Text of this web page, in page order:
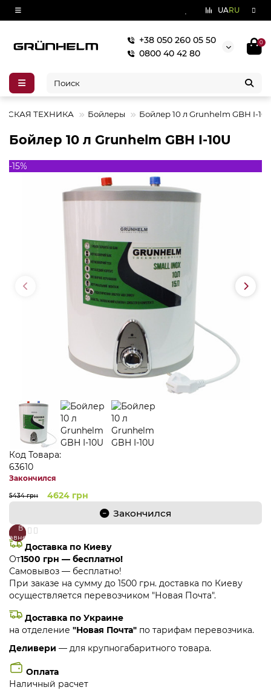
UARU
+38 050 260 05 50
0800 40 42 80
0
ТЕХНИКА Бойлеры Бойлер 10 л Grunhelm GBH I-
Бойлер 10 л Grunhelm GBH I-10U
-15%
Код Товара:
63610
Закончился
5434 грн 4624 грн
Закончился
В
закладки
В
сравнение
Доставка по Киеву
От1500 грн — бесплатно!
Самовывоз — бесплатно!
При заказе на сумму до 1500 грн. доставка по Киеву
осуществляется перевозчиком "Новая Почта".
Доставка по Украине
на отделение "Новая Почта" по тарифам перевозчика.
Деливери — для крупногабаритного товара.
Оплата
Наличный расчет